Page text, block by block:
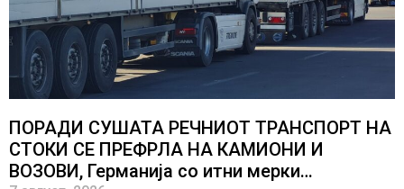
ПОРАДИ СУШАТА РЕЧНИОТ ТРАНСПОРТ НА
СТОКИ СЕ ПРЕФРЛА НА КАМИОНИ И
ВОЗОВИ, Германија со итни мерки